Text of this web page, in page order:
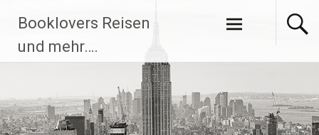
Inhalt
springen
Booklovers Reisen
und mehr….